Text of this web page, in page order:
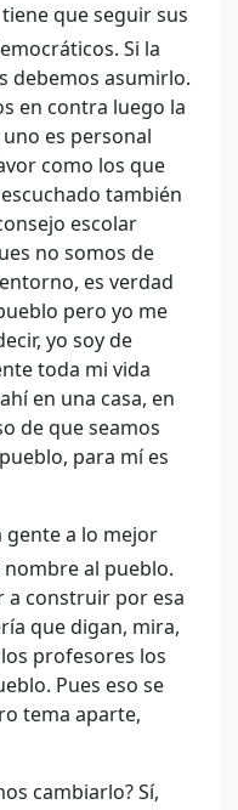
que seguir sus
Si la
debemos asumirlo.
en contra luego la
es personal
como los que
también
escolar
no somos de
es verdad
pero yo me
yo soy de
toda mi vida
en una casa, en
de que seamos
para mí es
gente a lo mejor
al pueblo.
a construir por esa
que digan, mira,
profesores los
Pues eso se
tema aparte,
cambiarlo? Sí,